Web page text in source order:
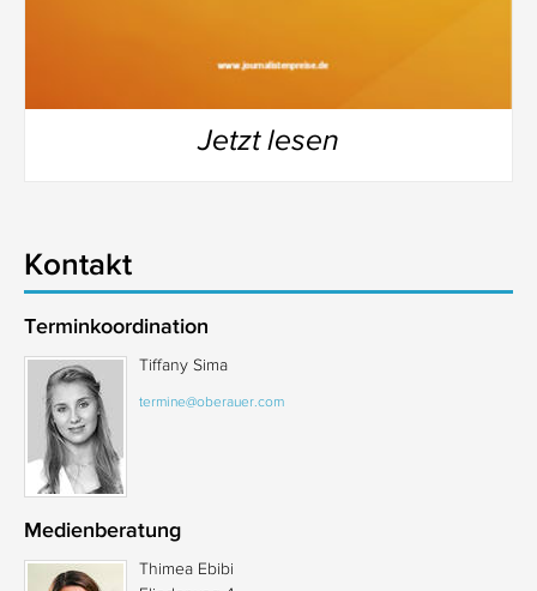
Jetzt lesen
Kontakt
Terminkoordination
Tiffany Sima
termine@oberauer.com
Medienberatung
Thimea Ebibi